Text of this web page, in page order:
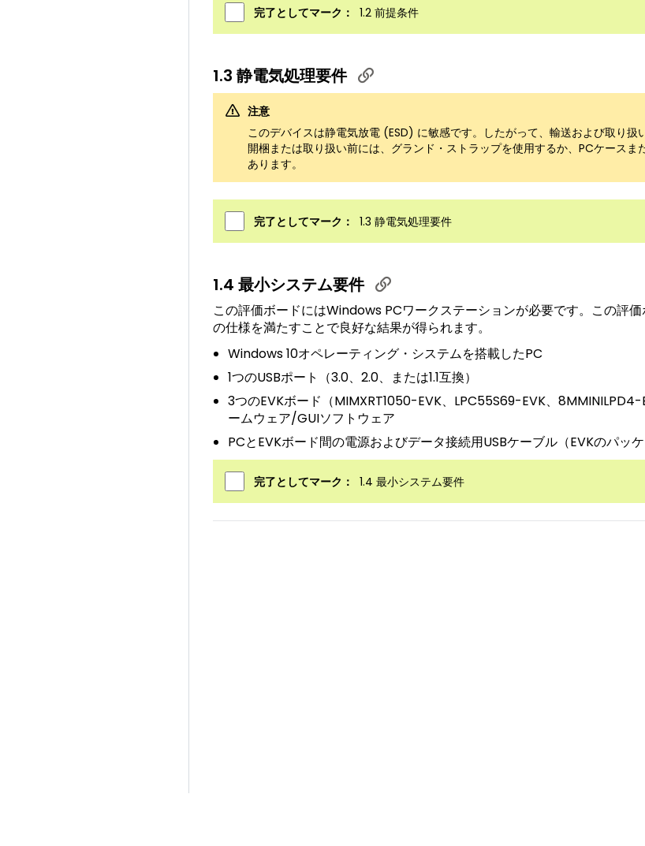
完了としてマーク： 1.2 前提条件
1.3 静電気処理要件
注意
このデバイスは静電気放電 (ESD) に敏感です。したがって、輸送および取り
開梱または取り扱い前には、グランド・ストラップを使用するか、PCケース
あります。
完了としてマーク： 1.3 静電気処理要件
1.4 最小システム要件
この評価ボードにはWindows PCワークステーションが必要です。この評
の仕様を満たすことで良好な結果が得られます。
Windows 10オペレーティング・システムを搭載したPC
1つのUSBポート（3.0、2.0、または1.1互換）
3つのEVKボード（MIMXRT1050-EVK、LPC55S69-EVK、
ームウェア/GUIソフトウェア
PCとEVKボード間の電源およびデータ接続用USBケーブル（EVKのパッ
完了としてマーク： 1.4 最小システム要件